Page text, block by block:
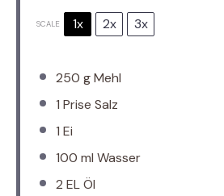
SCALE 1x 2x 3x
250 gMehl
1 Prise Salz
1 Ei
100 ml Wasser
2 EL Öl